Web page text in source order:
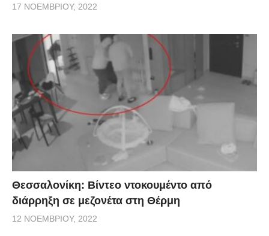
17 ΝΟΕΜΒΡΊΟΥ, 2022
Θεσσαλονίκη: Βίντεο ντοκουμέντο από
διάρρηξη σε μεζονέτα στη Θέρμη
12 ΝΟΕΜΒΡΊΟΥ, 2022